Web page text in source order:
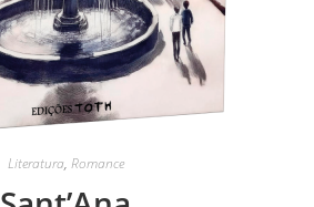
Literatura, Romance